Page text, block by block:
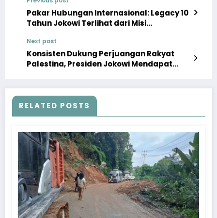
Pakar Hubungan Internasional: Legacy 10
Tahun Jokowi Terlihat dari Misi
Next post
Konsisten Dukung Perjuangan Rakyat
Palestina, Presiden Jokowi Mendapat
RELATED POSTS